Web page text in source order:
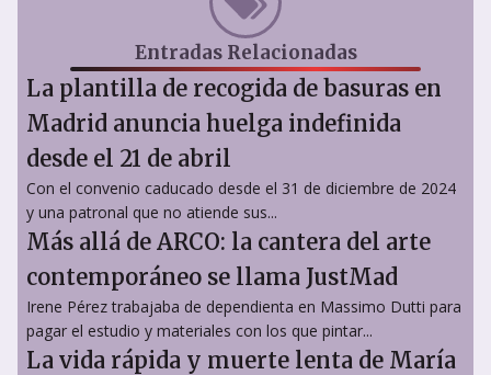
Entradas Relacionadas
La plantilla de recogida de basuras en
Madrid anuncia huelga indefinida
desde el 21 de abril
Con el convenio caducado desde el 31 de diciembre de 2024
y una patronal que no atiende sus...
Más allá de ARCO: la cantera del arte
contemporáneo se llama JustMad
Irene Pérez trabajaba de dependienta en Massimo Dutti para
pagar el estudio y materiales con los que pintar...
La vida rápida y muerte lenta de María